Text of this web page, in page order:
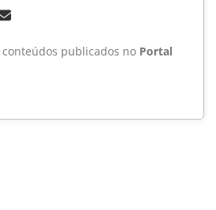
conteúdos publicados no Portal